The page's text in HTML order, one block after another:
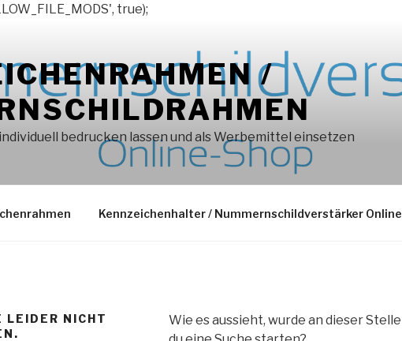
true);
/
bedrucken lassen und als Werbemittel einsetzen
Kennzeichenhalter / Nummernschildverstärker
LEIDER NICHT
Wie es aussieht, wurde an dieser